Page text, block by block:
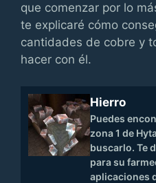
que comenzar por lo
te explicaré cómo
cantidades de cobre y
hacer con él.
Hierro
Puedes
zona 1 de
buscarlo. Te
para su
aplicaciones